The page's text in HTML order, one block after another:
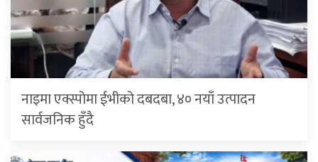
नाइमा एक्स्पोमा ईभीको दबदबा, ४० नयाँ उत्पादन
सार्वजनिक हुँदै